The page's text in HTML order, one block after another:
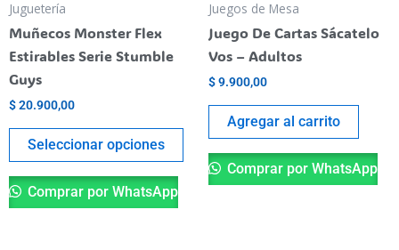
Juguetería
Muñecos Monster Flex
Estirables Serie Stumble
Guys
$20.900,00
Seleccionar opciones
chosen
Comprar por WhatsApp
Juegos de Mesa
Juego De Cartas Sácatelo
Vos – Adultos
$9.900,00
Agregar al carrito
Comprar por WhatsApp